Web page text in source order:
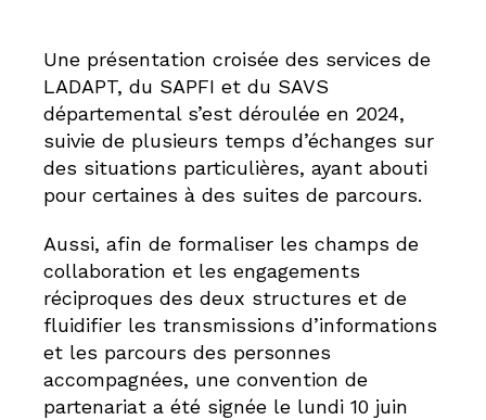
Une présentation croisée des services de
LADAPT, du SAPFI et du SAVS
départemental s’est déroulée en 2024,
suivie de plusieurs temps d’échanges sur
des situations particulières, ayant abouti
pour certaines à des suites de parcours.
Aussi, afin de formaliser les champs de
collaboration et les engagements
réciproques des deux structures et de
fluidifier les transmissions d’informations
et les parcours des personnes
accompagnées, une convention de
partenariat a été signée le lundi 10 juin